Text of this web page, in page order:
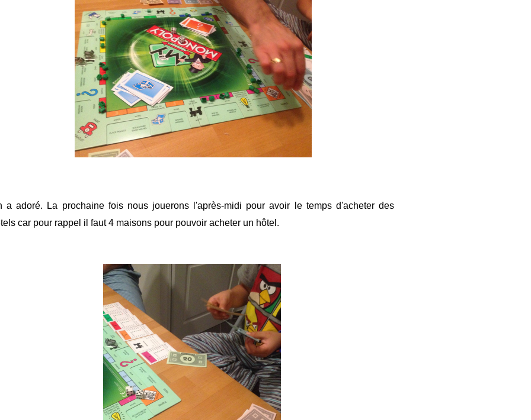
a adoré. La prochaine fois nous jouerons l'après-midi pour avoir le temps d'acheter des
car pour rappel il faut 4 maisons pour pouvoir acheter un hôtel.